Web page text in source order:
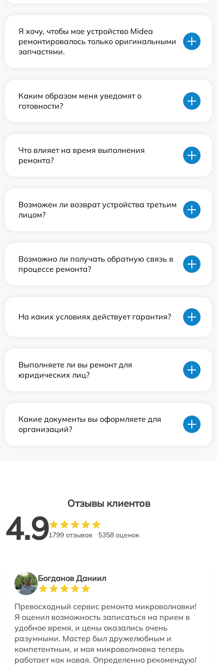
Я хочу, чтобы мое устройство Midea
ремонтировалось только оригинальными
запчастями.
Каким образом меня уведомят о
готовности?
Что влияет на время выполнения
ремонта?
Возможен ли возврат устройства третьим
лицом?
Возможно ли получать обратную связь в
процессе ремонта?
На каких условиях действует гарантия?
Выполняете ли вы ремонт для
юридических лиц?
Какие документы вы оформляете для
организаций?
Отзывы клиентов
4.91799 отзывов 5358 оценок
Богданов Даниил
Превосходный сервис ремонта микроволновки!
Я оценил возможность записаться на прием в
удобное время, и цены оказались очень
разумными. Мастер был дружелюбным и
компетентным, и моя микроволновка теперь
работает как новая. Определенно рекомендую!